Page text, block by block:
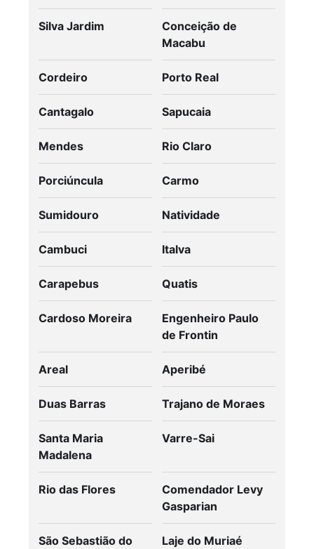
Silva Jardim
Conceição de
Macabu
Cordeiro Porto Real
Cantagalo Sapucaia
Mendes Rio Claro
Porciúncula Carmo
Sumidouro Natividade
Cambuci Italva
Carapebus Quatis
Cardoso Moreira
Engenheiro Paulo
de Frontin
Areal Aperibé
Duas Barras Trajano de Moraes
Santa Maria
Madalena
Varre-Sai
Rio das Flores
Comendador Levy
Gasparian
São Sebastião do
Laje do Muriaé